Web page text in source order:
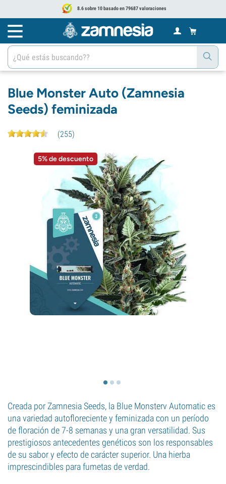
8.6 sobre 10 basado en 79687 valoraciones
Blue Monster Auto (Zamnesia
Seeds) feminizada
(255)
5% de descuento
Creada por Zamnesia Seeds, la Blue Monsterv Automatic es
una variedad autofloreciente y feminizada con un período
de floración de 7-8 semanas y una gran versatilidad. Sus
prestigiosos antecedentes genéticos son los responsables
de su sabor y efecto de carácter superior. Una hierba
imprescindibles para fumetas de verdad.